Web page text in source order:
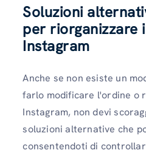
Soluzioni
per riorganizzare
Instagram
Anche se non esiste un
farlo modificare l'ordine o
Instagram, non devi
soluzioni alternative che
consentendoti di